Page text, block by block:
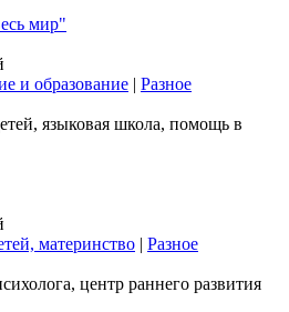
мир"
и образование | Разное
языковая школа, помощь в
материнство | Разное
центр раннего развития